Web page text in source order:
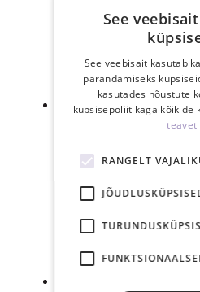
silmade täielik
ei tohi kunagi
poole.
Klient peaks end
tundma.
klient tunneb
kas valgus tuleb
silmalaugude.
ripsmetehnik
ta ei avaks silmi
Enamik UV LED-
See
See veebisait kasutab
parandamiseks
kasutades nõustute
küpsisepoliitikaga kõikide
teavet
RANGELT